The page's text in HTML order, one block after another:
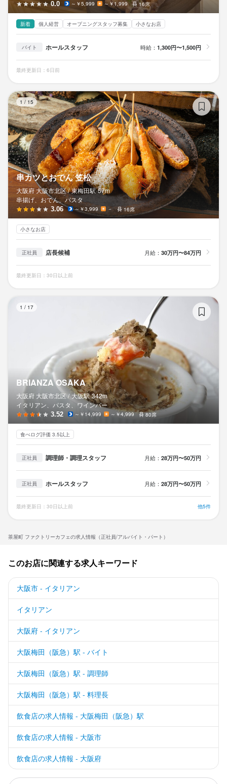
茶屋町 ファクトリーカフェの求人情報（正社員/アルバイト・パート）
0.0 ～￥5,999 ～￥1,999 16席
新着 個人経営 オープニングスタッフ募集 小さなお店
バイト ホールスタッフ 時給： 1,300円〜1,500円
最終更新日：6日前
1 / 15
串カツとおでん 笠松
大阪府 大阪市北区 / 東梅田駅 57m
串揚げ、おでん、パスタ
3.06 ～￥3,999 － 16席
小さなお店
正社員 店長候補 月給： 30万円〜84万円
最終更新日：30日以上前
1 / 17
BRIANZA OSAKA
大阪府 大阪市北区 / 大阪駅 342m
イタリアン、パスタ、ワインバー
3.52 ～￥14,999 ～￥4,999 80席
食べログ評価 3.5以上
正社員 調理師・調理スタッフ 月給： 28万円〜50万円
正社員 ホールスタッフ 月給： 28万円〜50万円
最終更新日：30日以上前 他5件
このお店に関連する求人キーワード
大阪市 - イタリアン
イタリアン
大阪府 - イタリアン
大阪梅田（阪急）駅 - バイト
大阪梅田（阪急）駅 - 調理師
大阪梅田（阪急）駅 - 料理長
飲食店の求人情報 - 大阪梅田（阪急）駅
飲食店の求人情報 - 大阪市
飲食店の求人情報 - 大阪府